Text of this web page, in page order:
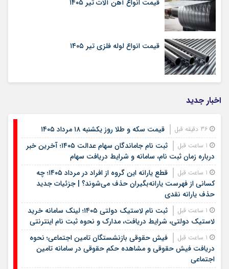
قیمت انواع آهن آلات تیر ۱۴۰۵
قیمت انواع لوله فلزی تیر ۱۴۰۵
اخبار جدید
قیمت سکه و طلا روز یکشنبه ۱۸ مرداد ۱۴۰۵
ثبت نام جاماندگان سهام عدالت ۱۴۰۵؛ آخرین خبر
درباره زمان ثبت نام، سامانه و شرایط دریافت سهام
قطع یارانه این گروه از افراد در مرداد ۱۴۰۵؛ چه
کسانی از فهرست یارانه‌بگیران حذف می‌شوند؟ | جزئیات جدید
حذف یارانه نقدی
ثبت نام لاستیک دولتی ۱۴۰۵؛ لینک سامانه خرید
لاستیک دولتی، شرایط دریافت، مدارک و نحوه ثبت نام اینترنتی
فیش حقوقی بازنشستگان تامین اجتماعی؛ نحوه
دریافت فیش حقوقی و مشاهده حکم حقوقی در سامانه تامین
اجتماعی